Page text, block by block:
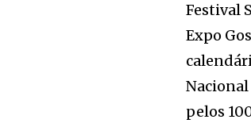
Festival
Expo
Nacional
pelos